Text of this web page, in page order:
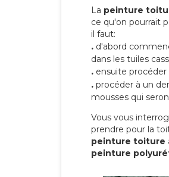
La peinture
ce qu'on pourrait
il faut:
. d'abord
dans les tuiles
. ensuite
. procéder à un
mousses qui
Vous vous
prendre pour la
peinture toiture
peinture